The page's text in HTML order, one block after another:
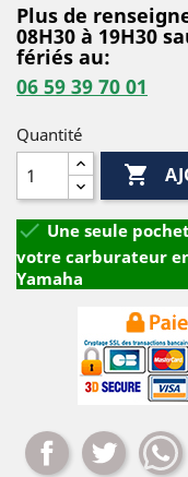
Plus de
08H30 à 19H30
fériés au:
06 59 39 70 01
Quantité

 Une seule
votre carburateur
Yamaha
Partager Tweet